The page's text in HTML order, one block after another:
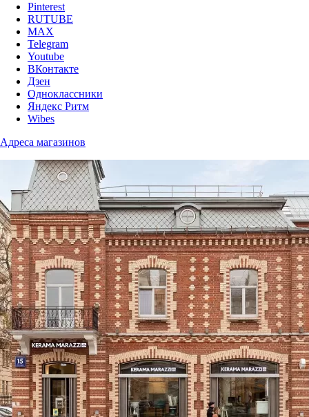
Pinterest
RUTUBE
MAX
Telegram
Youtube
ВКонтакте
Дзен
Одноклассники
Яндекс Ритм
Wibes
Адреса магазинов